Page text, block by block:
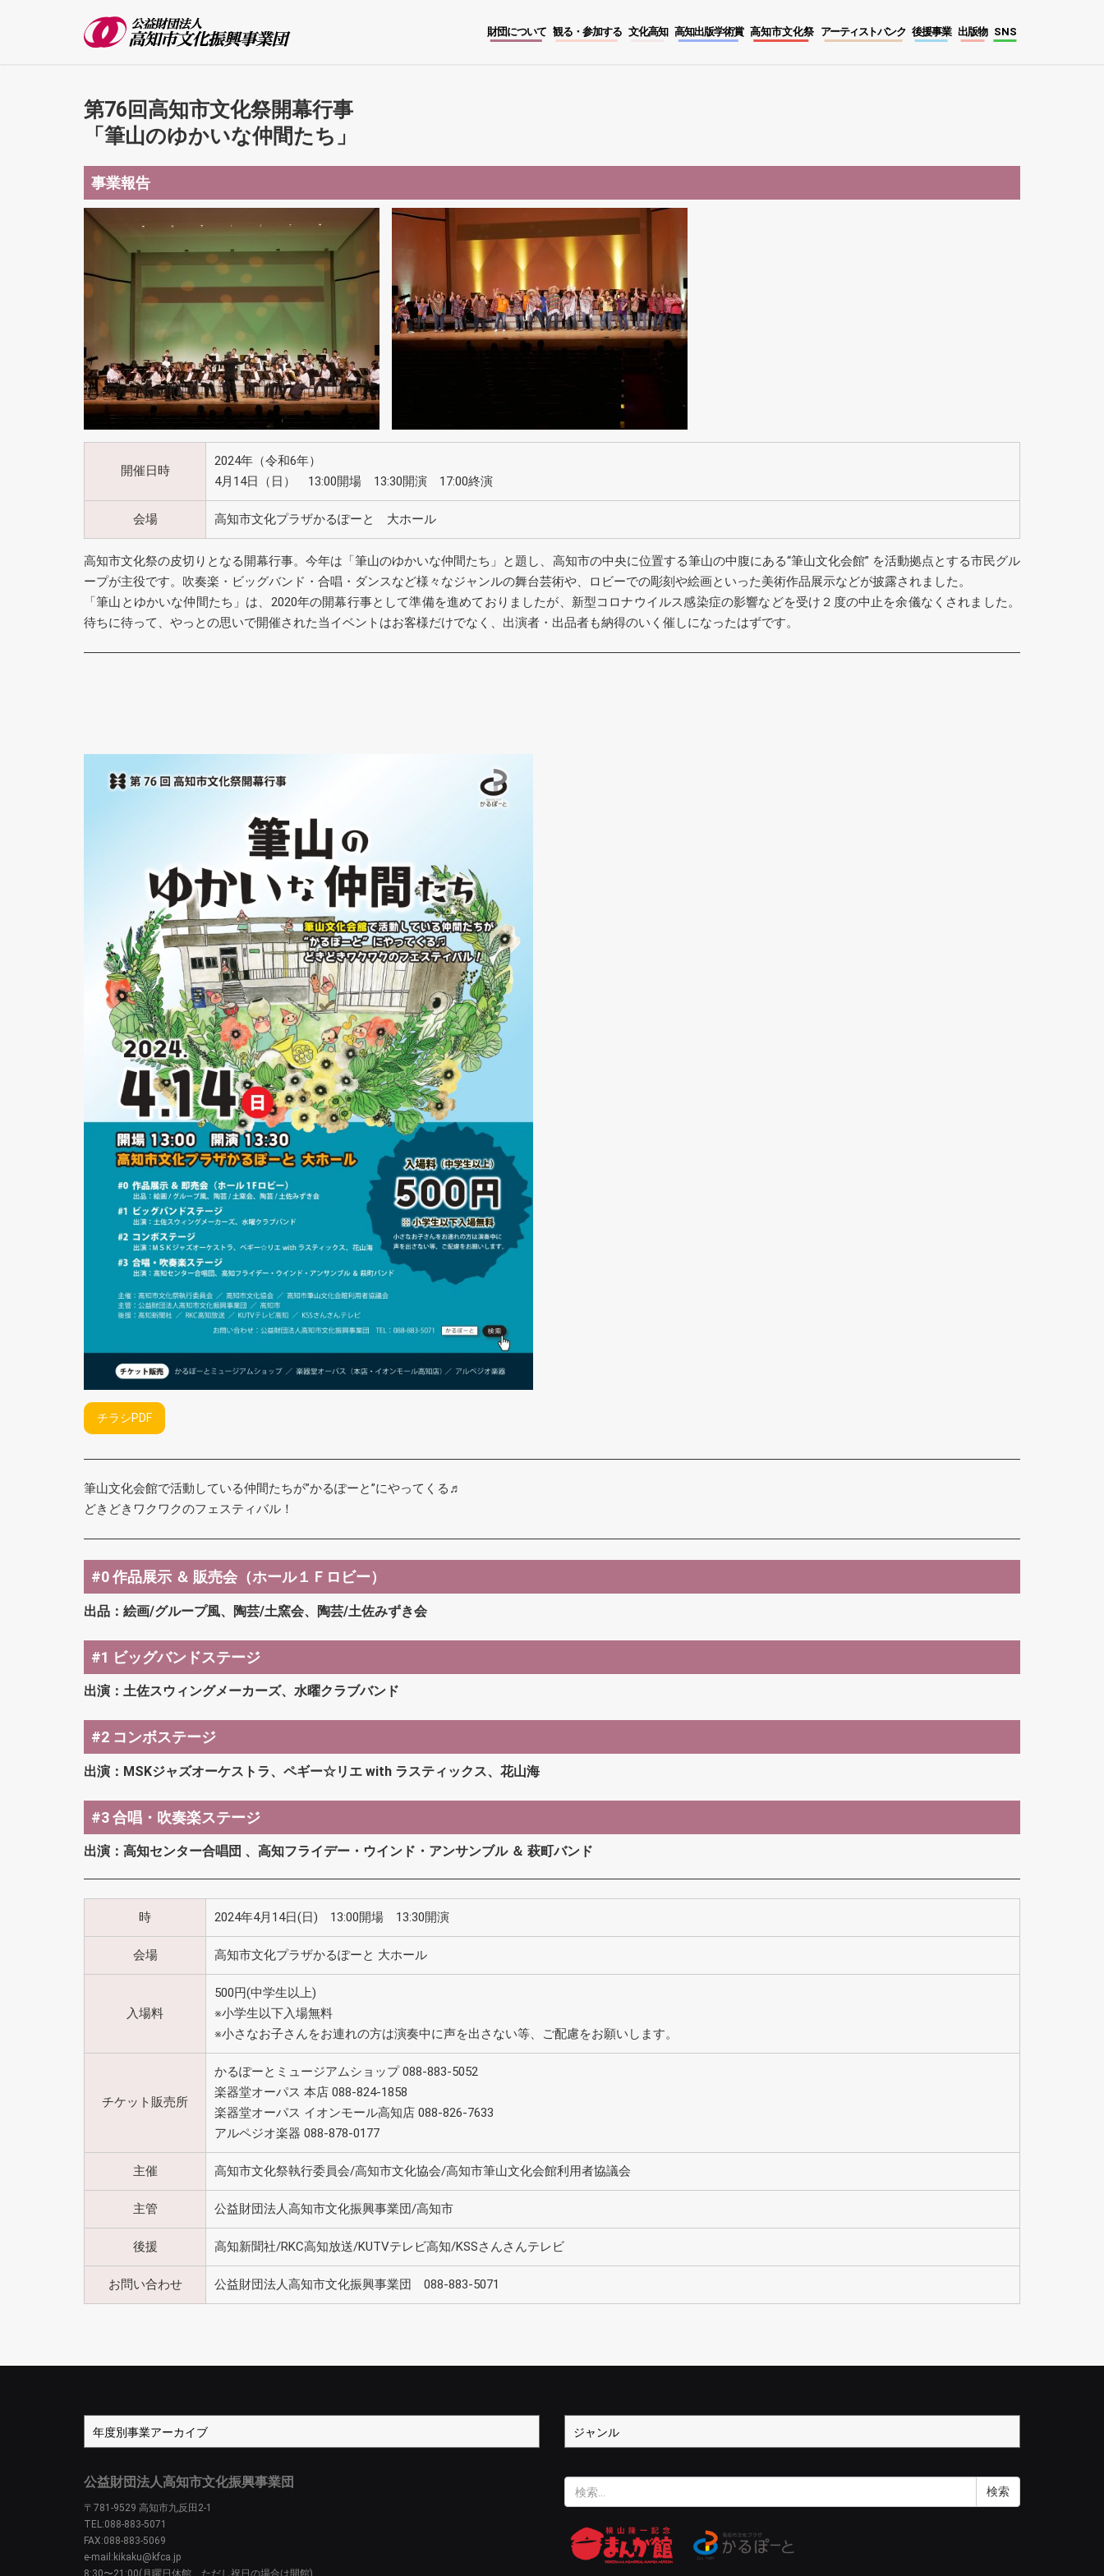
財団について 観る・参加する 文化高知 高知出版学術賞 高知市文化祭 アーティストバンク 後援事業 出版物 SNS
第76回高知市文化祭開幕行事
「筆山のゆかいな仲間たち」
事業報告
開催日時
2024年（令和6年）
4月14日（日） 13:00開場 13:30開演 17:00終演
会場 高知市文化プラザかるぽーと 大ホール
高知市文化祭の皮切りとなる開幕行事。今年は「筆山のゆかいな仲間たち」と題し、高知市の中央に位置する筆山の中腹にある“筆山文化会館” を活動拠点とする市民グル
ープが主役です。吹奏楽・ビッグバンド・合唱・ダンスなど様々なジャンルの舞台芸術や、ロビーでの彫刻や絵画といった美術作品展示などが披露されました。
「筆山とゆかいな仲間たち」は、2020年の開幕行事として準備を進めておりましたが、新型コロナウイルス感染症の影響などを受け２度の中止を余儀なくされました。
待ちに待って、やっとの思いで開催された当イベントはお客様だけでなく、出演者・出品者も納得のいく催しになったはずです。
チラシPDF
筆山文化会館で活動している仲間たちが”かるぽーと”にやってくる♬
どきどきワクワクのフェスティバル！
#0 作品展示 ＆ 販売会（ホール１Ｆロビー）
出品：絵画/グループ風、陶芸/土窯会、陶芸/土佐みずき会
#1 ビッグバンドステージ
出演：土佐スウィングメーカーズ、水曜クラブバンド
#2 コンボステージ
出演：MSKジャズオーケストラ、ペギー☆リエ with ラスティックス、花山海
#3 合唱・吹奏楽ステージ
出演：高知センター合唱団 、高知フライデー・ウインド・アンサンブル ＆ 萩町バンド
時 2024年4月14日(日) 13:00開場 13:30開演
会場 高知市文化プラザかるぽーと 大ホール
入場料
500円(中学生以上)
※小学生以下入場無料
※小さなお子さんをお連れの方は演奏中に声を出さない等、ご配慮をお願いします。
チケット販売所
かるぽーとミュージアムショップ 088-883-5052
楽器堂オーパス 本店 088-824-1858
楽器堂オーパス イオンモール高知店 088-826-7633
アルペジオ楽器 088-878-0177
主催 高知市文化祭執行委員会/高知市文化協会/高知市筆山文化会館利用者協議会
主管 公益財団法人高知市文化振興事業団/高知市
後援 高知新聞社/RKC高知放送/KUTVテレビ高知/KSSさんさんテレビ
お問い合わせ 公益財団法人高知市文化振興事業団 088-883-5071
公益財団法人高知市文化振興事業団
〒781-9529 高知市九反田2-1
TEL:088-883-5071
FAX:088-883-5069
e-mail:kikaku@kfca.jp
8:30〜21:00(月曜日休館、ただし祝日の場合は開館)